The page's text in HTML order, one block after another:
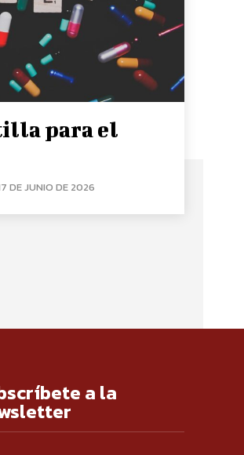
para el
DE JUNIO DE 2026
a la